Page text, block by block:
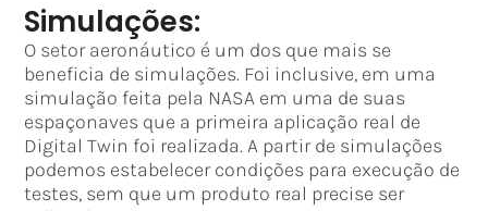
Simulações:
O setor aeronáutico é um dos que mais se
beneficia de simulações. Foi inclusive, em uma
simulação feita pela NASA em uma de suas
espaçonaves que a primeira aplicação real de
Digital Twin foi realizada. A partir de simulações
podemos estabelecer condições para execução de
testes, sem que um produto real precise ser